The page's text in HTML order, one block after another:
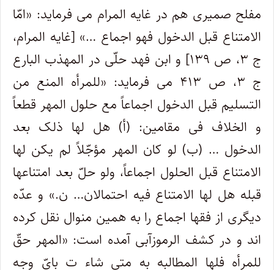
مفلح صمیری هم در غایه المرام می فرماید: «امّا
الامتناع قبل الدخول فهو اجماع …» [غایه المرام،
ج ۳، ص ۱۳۹] و ابن فهد حلّی در المهذب البارع
ج ۳، ص ۴۱۳ می فرماید: «للمرأه المنع من
التسلیم قبل الدخول اجماعاً مع حلول المهر قطعاً
و الخلاف فی مقامین: (أ) هل لها ذلک بعد
الدخول … (ب) لو کان المهر مؤجّلاً لم یکن لها
الامتناع قبل الحلول اجماعاً، ولو حلّ بعد امتناعها
قبله هل لها الامتناع فیه احتمالان… ن.» و عدّه
دیگری از فقها اجماع را به همین منوال نقل کرده
اند و در کشف الرموزآبی آمده است: «المهر حقّ
للمرأه فلها المطالبه به متی شاء ت بایّ وجه